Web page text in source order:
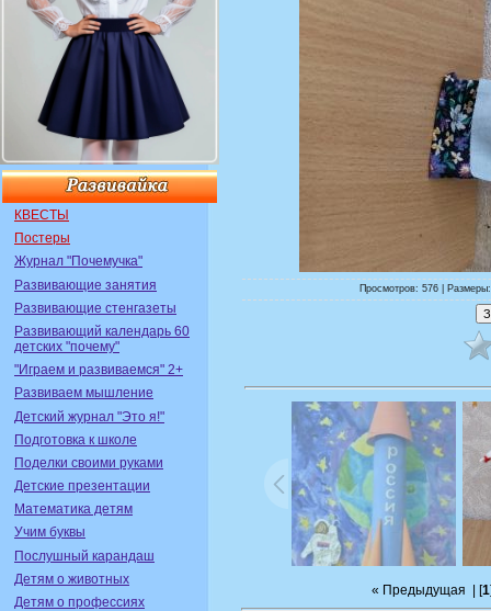
КВЕСТЫ
Постеры
Журнал "Почемучка"
Развивающие занятия
Развивающие стенгазеты
Развивающий календарь 60
детских "почему"
"Играем и развиваемся" 2+
Развиваем мышление
Детский журнал "Это я!"
Подготовка к школе
Поделки своими руками
Детские презентации
Математика детям
Учим буквы
Послушный карандаш
Детям о животных
Детям о профессиях
Просмотров: 576 |
« Предыдущая | [1